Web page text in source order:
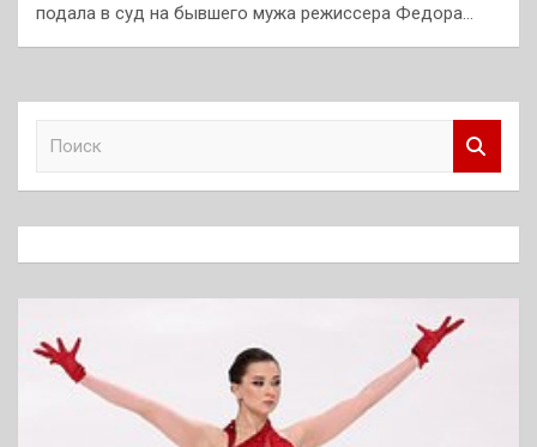
подала в суд на бывшего мужа режиссера Федора…
к